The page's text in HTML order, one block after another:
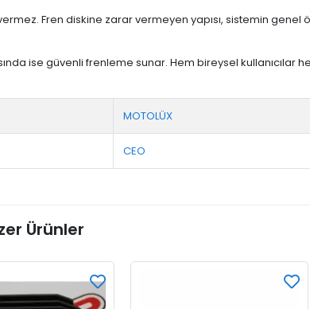
Fren diskine zarar vermeyen yapısı, sistemin genel
ise güvenli frenleme sunar. Hem bireysel kullanıcılar
MOTOLÜX
CEO
Ürünler